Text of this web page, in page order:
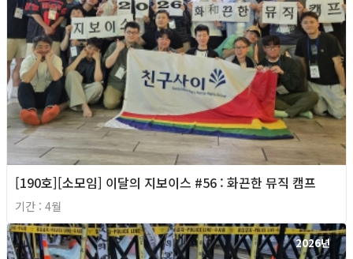
[190호][소모임] 이달의 지보이스 #56 : 화끈한 뮤직 캠프
기간 : 4월
2026년